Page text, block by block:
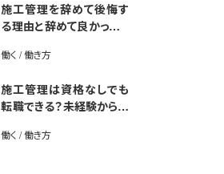
施工管理を辞めて後悔す
る理由と辞めて良かったと
い転職のコツをプロが解
働く / 働き方
施工管理は資格なしでも
転職できる？未経験から始
働く / 働き方